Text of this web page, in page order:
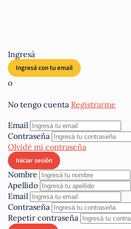
Ingresá
o
No tengo cuenta Registrarme
Email
Contraseña
Olvidé mi contraseña
Nombre
Apellido
Email
Contraseña
Repetir contraseña